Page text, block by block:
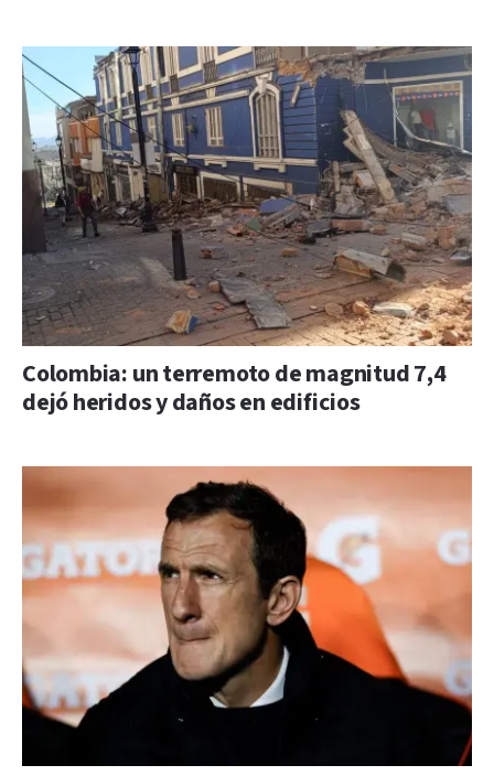
Colombia: un terremoto de magnitud 7,4
dejó heridos y daños en edificios